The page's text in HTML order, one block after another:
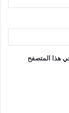
هذا المتصفح